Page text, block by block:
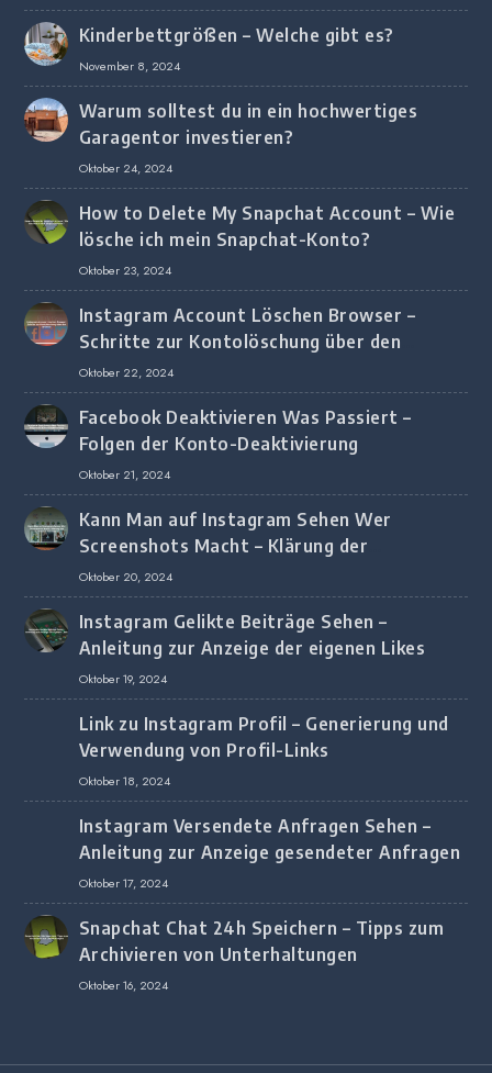
Kinderbettgrößen – Welche gibt es?
November 8, 2024
Warum solltest du in ein hochwertiges
Garagentor investieren?
Oktober 24, 2024
How to Delete My Snapchat Account – Wie
lösche ich mein Snapchat-Konto?
Oktober 23, 2024
Instagram Account Löschen Browser –
Schritte zur Kontolöschung über den
Browser
Oktober 22, 2024
Facebook Deaktivieren Was Passiert –
Folgen der Konto-Deaktivierung
Oktober 21, 2024
Kann Man auf Instagram Sehen Wer
Screenshots Macht – Klärung der
Screenshot-Erkennung
Oktober 20, 2024
Instagram Gelikte Beiträge Sehen –
Anleitung zur Anzeige der eigenen Likes
Oktober 19, 2024
Link zu Instagram Profil – Generierung und
Verwendung von Profil-Links
Oktober 18, 2024
Instagram Versendete Anfragen Sehen –
Anleitung zur Anzeige gesendeter Anfragen
Oktober 17, 2024
Snapchat Chat 24h Speichern – Tipps zum
Archivieren von Unterhaltungen
Oktober 16, 2024